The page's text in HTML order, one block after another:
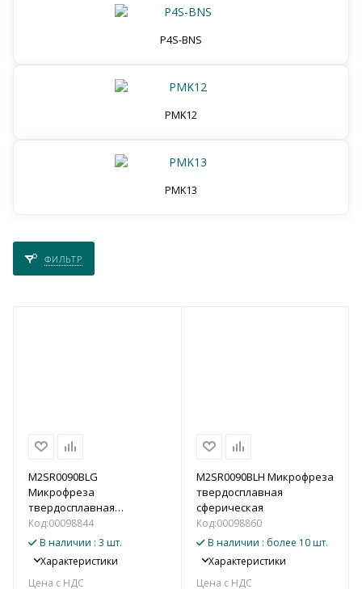
P4S-BNS
PMK12
PMK13
ФИЛЬТР
M2SR0090BLG
Микрофреза
твердосплавная
сферическая
Код:00098844
В наличии : 3 шт.
Характеристики
M2SR0090BLH Микрофреза
твердосплавная
сферическая
Код:00098860
В наличии : более 10 шт.
Характеристики